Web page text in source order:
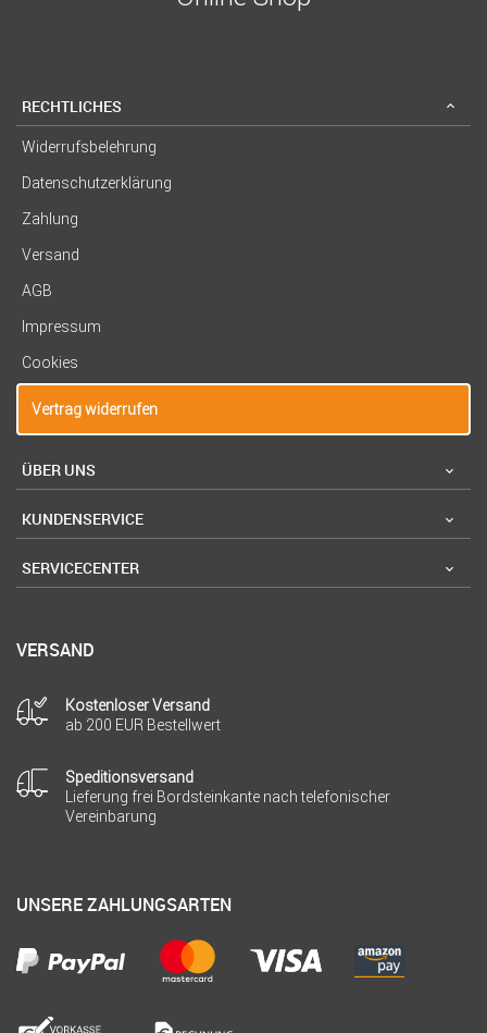
RECHTLICHES
Widerrufsbelehrung
Datenschutzerklärung
Zahlung
Versand
AGB
Impressum
Cookies
Vertrag widerrufen
ÜBER UNS
KUNDENSERVICE
SERVICECENTER
VERSAND
Kostenloser Versand
ab 200 EUR Bestellwert
Speditionsversand
Lieferung frei Bordsteinkante nach telefonischer
Vereinbarung
UNSERE ZAHLUNGSARTEN